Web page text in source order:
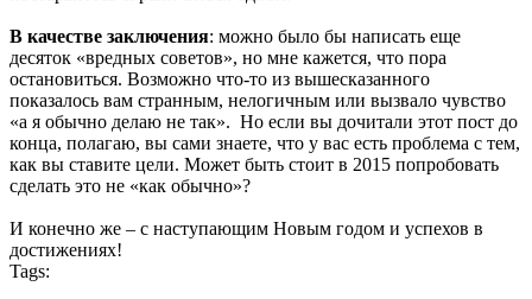
В качестве заключения: можно было бы написать еще
десяток «вредных советов», но мне кажется, что пора
остановиться. Возможно что-то из вышесказанного
показалось вам странным, нелогичным или вызвало чувство
«а я обычно делаю не так». Но если вы дочитали этот пост до
конца, полагаю, вы сами знаете, что у вас есть проблема с тем,
как вы ставите цели. Может быть стоит в 2015 попробовать
сделать это не «как обычно»?
И конечно же – с наступающим Новым годом и успехов в
достижениях!
Tags: